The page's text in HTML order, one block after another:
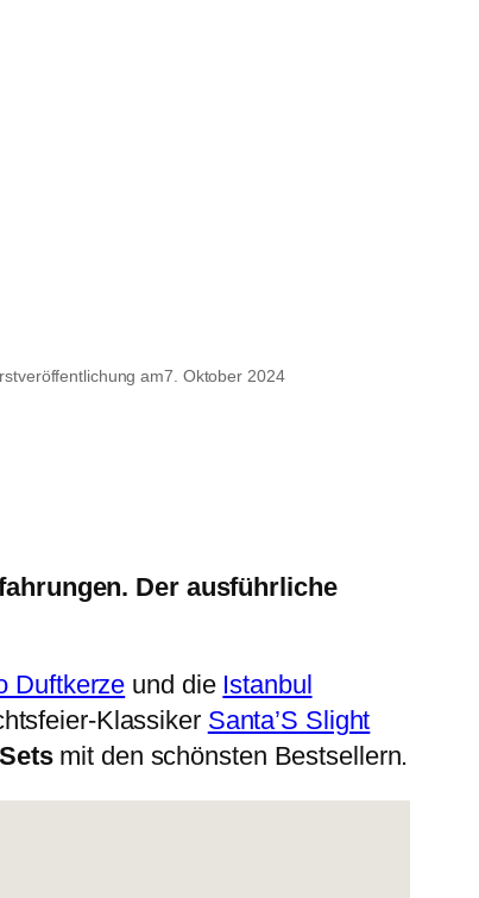
am7. Oktober 2024
Der ausführliche
Duftkerze und die Istanbul
Klassiker Santa’S Slight
mit den schönsten Bestsellern.